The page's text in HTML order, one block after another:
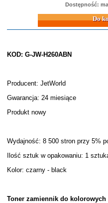
Dostępność:
Do koszyka
KOD: G-JW-H260ABN
Producent: JetWorld
Gwarancja: 24 miesiące
Produkt nowy
Wydajność: 8 500 stron przy 5%
Ilość sztuk w opakowaniu: 1
Kolor: czarny - black
Toner zamiennik do kolorowych